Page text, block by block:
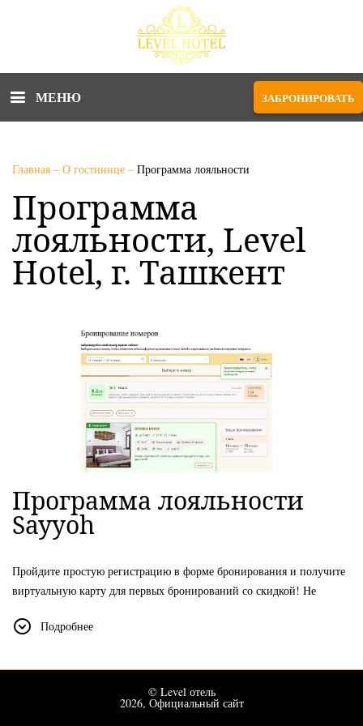
МЕНЮ ЗАБРОНИРОВАТЬ
Главная – О гостинице – Программа лояльности
Программа
лояльности, Level
Hotel, г. Ташкент
Программа лояльности
Sayyoh
Пройдите простую регистрацию в форме бронирования и получите
виртуальную карту для первых бронирований со скидкой! Не
телефона. Чтобы ночи накапливались, обязательно войдите в свой
— скидка 10%
Подробнее
© Level отель
2026, Официальный сайт